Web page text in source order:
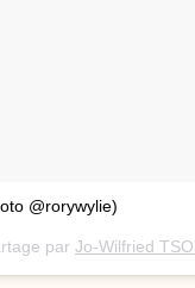
@rorywylie)
par Jo-Wilfried